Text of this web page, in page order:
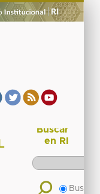
Buscar
en RI
Buscar